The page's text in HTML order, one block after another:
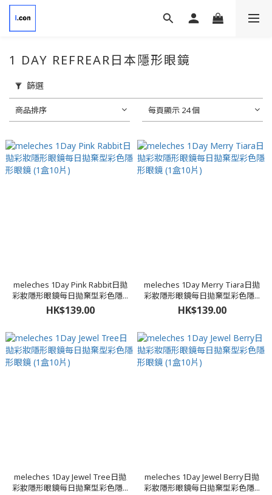
1 DAY REFREAR日本隱形眼鏡
篩選
商品排序 每頁顯示 24 個
meleches 1Day Pink Rabbit日拋
彩妝隱形眼鏡每日拋棄型彩色隱...
HK$139.00
meleches 1Day Merry Tiara日拋
彩妝隱形眼鏡每日拋棄型彩色隱...
HK$139.00
meleches 1Day Jewel Tree日拋
彩妝隱形眼鏡每日拋棄型彩色隱...
meleches 1Day Jewel Berry日拋
彩妝隱形眼鏡每日拋棄型彩色隱...